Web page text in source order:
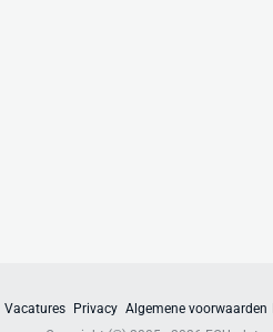
Vacatures Privacy Algemene voorwaarden